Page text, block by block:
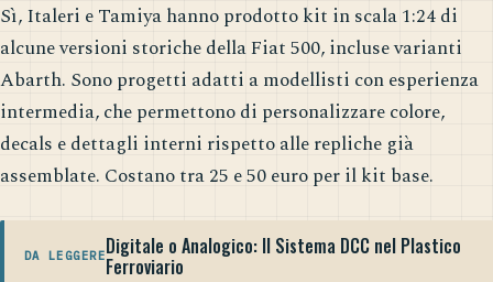
Sì, Italeri e Tamiya hanno prodotto kit in scala 1:24 di
alcune versioni storiche della Fiat 500, incluse varianti
Abarth. Sono progetti adatti a modellisti con esperienza
intermedia, che permettono di personalizzare colore,
decals e dettagli interni rispetto alle repliche già
assemblate. Costano tra 25 e 50 euro per il kit base.
DA LEGGEREDigitale o Analogico: Il Sistema DCC nel Plastico
Ferroviario